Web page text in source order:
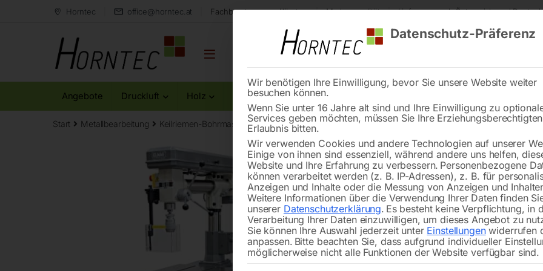
Horntec office@horntec.at Fachberatung aus Kärnten Markenqualität Lieferung nach Österreich und
Angebote Druckluft Holz Metall Reinigung
Start Metallbearbeitung Keilriemen-Bohrmaschinen Elmag Radial Keilriemen-Tischbohrmaschine RKBM 16 T
🔍
Elmag Radial
Datenschutz-Präferenz
Wir benötigen Ihre Einwilligung, bevor Sie unsere Website weiter
besuchen können.
Wenn Sie unter 16 Jahre alt sind und Ihre Einwilligung zu
Services geben möchten, müssen Sie Ihre
Erlaubnis bitten.
Wir verwenden Cookies und andere Technologien auf unserer
Einige von ihnen sind essenziell, während andere uns helfen,
Website und Ihre Erfahrung zu verbessern. Personenbezogene
können verarbeitet werden (z. B. IP-Adressen), z. B. für
Anzeigen und Inhalte oder die Messung von Anzeigen und
Weitere Informationen über die Verwendung Ihrer Daten finden
unserer Datenschutzerklärung. Es besteht keine Verpflichtung, in
Verarbeitung Ihrer Daten einzuwilligen, um dieses Angebot zu
Sie können Ihre Auswahl jederzeit unter Einstellungenwiderrufen
anpassen. Bitte beachten Sie, dass aufgrund individueller
möglicherweise nicht alle Funktionen der Website verfügbar sind.